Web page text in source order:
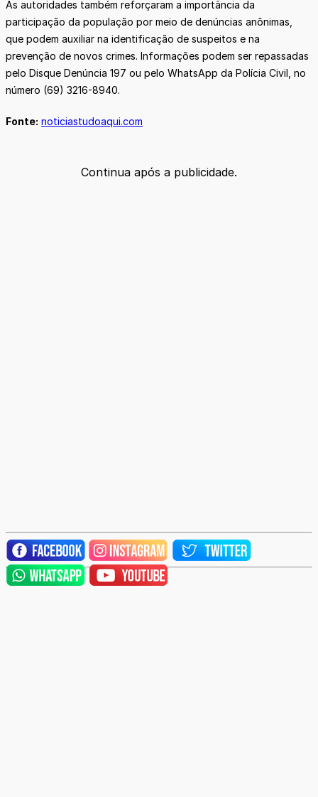
As autoridades também reforçaram a importância da
participação da população por meio de denúncias anônimas,
que podem auxiliar na identificação de suspeitos e na
prevenção de novos crimes. Informações podem ser repassadas
pelo Disque Denúncia 197 ou pelo WhatsApp da Polícia Civil, no
número (69) 3216-8940.
Fonte: noticiastudoaqui.com
Continua após a publicidade.